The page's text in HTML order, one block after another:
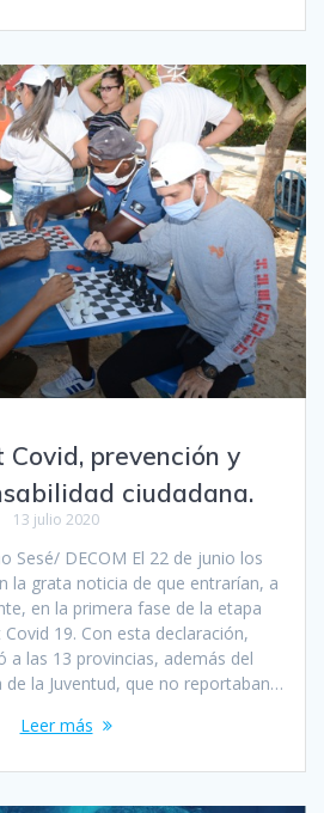
Covid, prevención y
ciudadana.
13 julio 2020
Sesé/ DECOM El 22 de junio los
la grata noticia de que entrarían, a
en la primera fase de la etapa
19. Con esta declaración,
a las 13 provincias, además del
de la Juventud, que no reportaban…
Leer más